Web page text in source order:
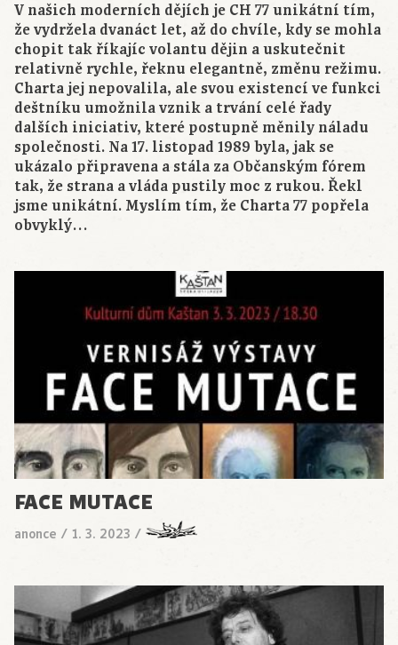
V našich moderních dějích je CH 77 unikátní tím,
že vydržela dvanáct let, až do chvíle, kdy se mohla
chopit tak říkajíc volantu dějin a uskutečnit
relativně rychle, řeknu elegantně, změnu režimu.
Charta jej nepovalila, ale svou existencí ve funkci
deštníku umožnila vznik a trvání celé řady
dalších iniciativ, které postupně měnily náladu
společnosti. Na 17. listopad 1989 byla, jak se
ukázalo připravena a stála za Občanským fórem
tak, že strana a vláda pustily moc z rukou. Řekl
jsme unikátní. Myslím tím, že Charta 77 popřela
obvyklý…
FACE MUTACE
anonce / 1. 3. 2023 /